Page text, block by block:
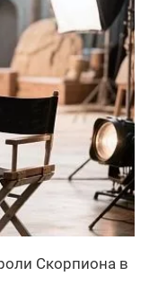
Скорпиона в